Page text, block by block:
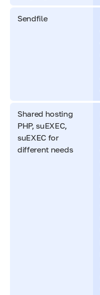
Sendfile
Shared hosting
PHP, suEXEC,
suEXEC for
different needs